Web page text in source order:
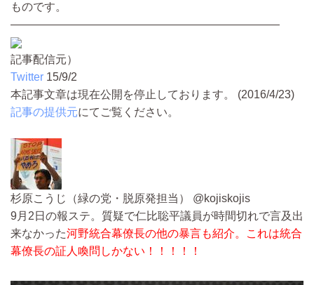
ものです。
————————————————————————
記事配信元）
Twitter 15/9/2
本記事文章は現在公開を停止しております。 (2016/4/23)
記事の提供元にてご覧ください。
杉原こうじ（緑の党・脱原発担当） ‏@kojiskojis
9月2日の報ステ。質疑で仁比聡平議員が時間切れで言及出
来なかった河野統合幕僚長の他の暴言も紹介。これは統合
幕僚長の証人喚問しかない！！！！！